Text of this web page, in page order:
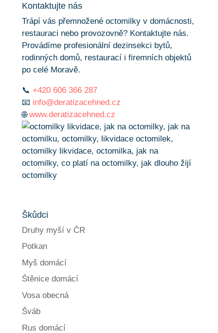
Kontaktujte nás
Trápí vás přemnožené octomilky v domácnosti,
restauraci nebo provozovně? Kontaktujte nás.
Provádíme profesionální dezinsekci bytů,
rodinných domů, restaurací i firemních objektů
po celé Moravě.
📞 +420 606 366 287
📧 info@deratizacehned.cz
🌐www.deratizacehned.cz
Škůdci
Druhy myší v ČR
Potkan
Myš domácí
Štěnice domácí
Vosa obecná
Šváb
Rus domácí